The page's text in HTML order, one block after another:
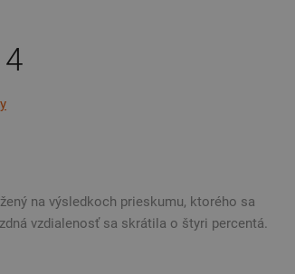
na výsledkoch prieskumu, ktorého sa
vzdialenosť sa skrátila o štyri percentá.